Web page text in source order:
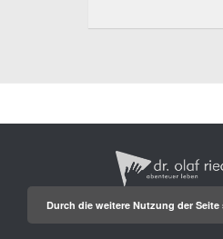
Durch die weitere Nutzung der